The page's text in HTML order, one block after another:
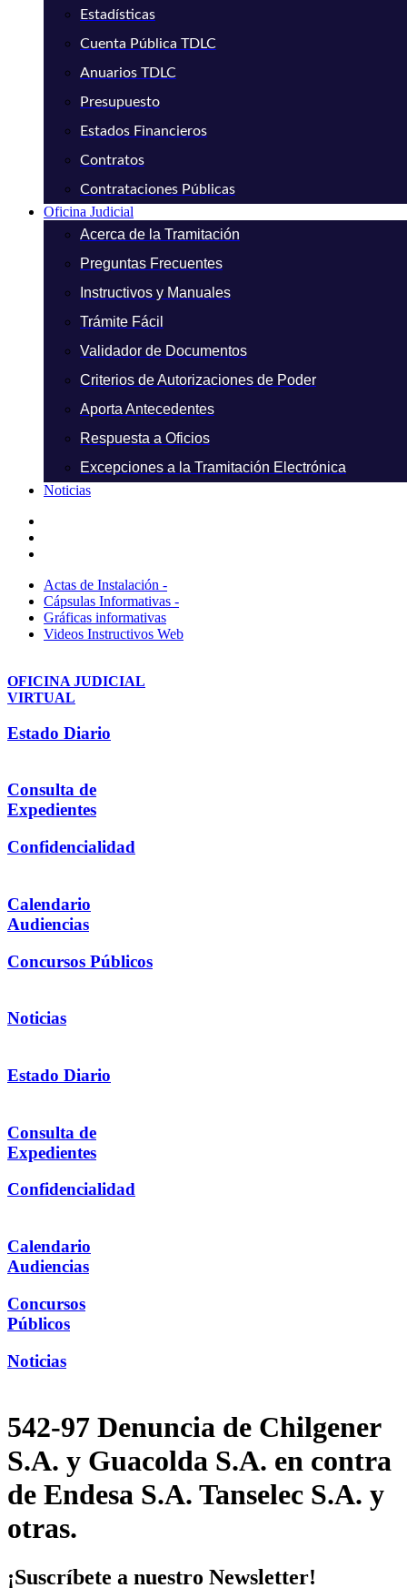
Estadísticas
Cuenta Pública TDLC
Anuarios TDLC
Presupuesto
Estados Financieros
Contratos
Contrataciones Públicas
Oficina Judicial
Acerca de la Tramitación
Preguntas Frecuentes
Instructivos y Manuales
Trámite Fácil
Validador de Documentos
Criterios de Autorizaciones de Poder
Aporta Antecedentes
Respuesta a Oficios
Excepciones a la Tramitación Electrónica
Noticias
Actas de Instalación -
Cápsulas Informativas -
Gráficas informativas
Videos Instructivos Web
OFICINA JUDICIAL
VIRTUAL
Estado Diario
Consulta de
Expedientes
Confidencialidad
Calendario
Audiencias
Concursos Públicos
Noticias
Estado Diario
Consulta de
Expedientes
Confidencialidad
Calendario
Audiencias
Concursos
Públicos
Noticias
542-97 Denuncia de Chilgener
S.A. y Guacolda S.A. en contra
de Endesa S.A. Tanselec S.A. y
otras.
¡Suscríbete a nuestro Newsletter!